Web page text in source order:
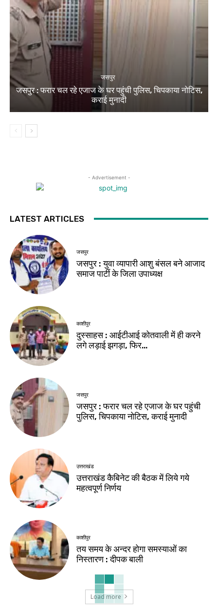
जसपुर
जसपुर : फरार चल रहे एजाज के घर पहुंची पुलिस, चिपकाया नोटिस,
कराई मुनादी
- Advertisement -
LATEST ARTICLES
जसपुर
जसपुर : युवा व्यापारी आशु बंसल बने आजाद
समाज पार्टी के जिला उपाध्यक्ष
काशीपुर
दुस्साहस : आईटीआई कोतवाली में ही करने
लगे लड़ाई झगड़ा, फिर…
जसपुर
जसपुर : फरार चल रहे एजाज के घर पहुंची
पुलिस, चिपकाया नोटिस, कराई मुनादी
उत्तराखंड
उत्तराखंड कैबिनेट की बैठक में लिये गये
महत्वपूर्ण निर्णय
काशीपुर
तय समय के अन्दर होगा समस्याओं का
निस्तारण : दीपक बाली
Load more